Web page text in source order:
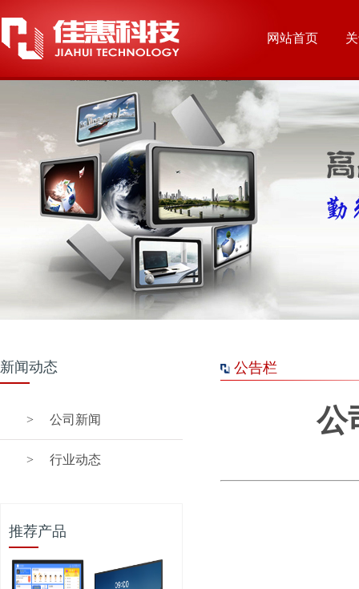
网站首页
新闻动态
> 公司新闻
> 行业动态
推荐产品
公告栏
公